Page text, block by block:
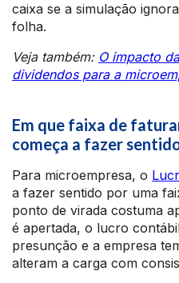
caixa se a simulação
folha.
Veja também: O impacto
dividendos para a
Em que faixa de
começa a fazer
Para microempresa, o
a fazer sentido por uma
ponto de virada costuma
é apertada, o lucro
presunção e a empresa
alteram a carga com